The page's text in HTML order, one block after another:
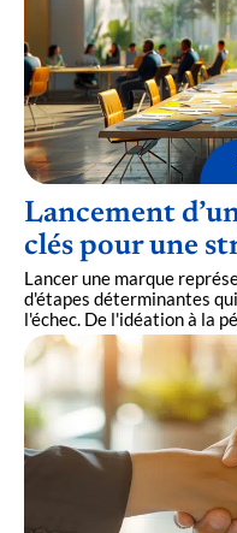
Lancement
clés pour une
Lancer une marque
d'étapes déterminantes
l'échec. De l'idéation à la